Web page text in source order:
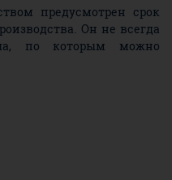
предусмотрен срок
Он не всегда
по которым можно